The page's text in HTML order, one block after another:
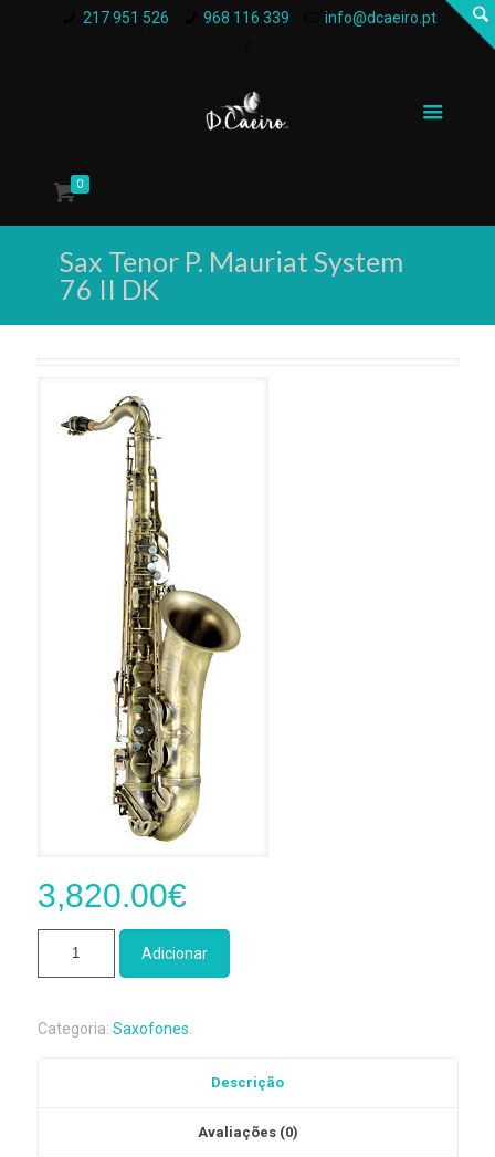
217 951 526 968 116 339 info@dcaeiro.pt
0
Sax Tenor P. Mauriat System
76 II DK
3,820.00€
P.
Adicionar
Categoria: Saxofones
Descrição
Avaliações (0)